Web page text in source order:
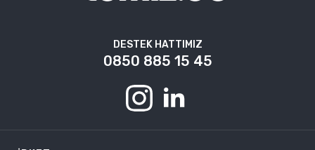
DESTEK HATTIMIZ
0850 885 15 45